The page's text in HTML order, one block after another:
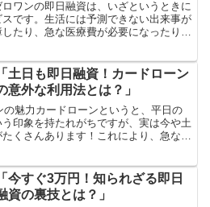
ワンの即日融資は、いざというときに
です。生活には予測できない出来事が
たり、急な医療費が必要になったり
「土日も即日融資！カードローン
意外な利用法とは？」
魅力カードローンというと、平日の
印象を持たれがちですが、実は今や土
くさんあります！これにより、急な出
「今すぐ3万円！知られざる即日
資の裏技とは？」